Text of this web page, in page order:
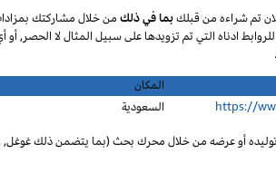
تم شراءه من قبلكبما في ذلكمن خلال مشاركتك
ادناه التي تم تزويدها على سبيل المثال لا الحصر,
المكان
https://
السعودية
أو عرضه من خلال محرك بحث (بما يتضمن ذلك غوغل,